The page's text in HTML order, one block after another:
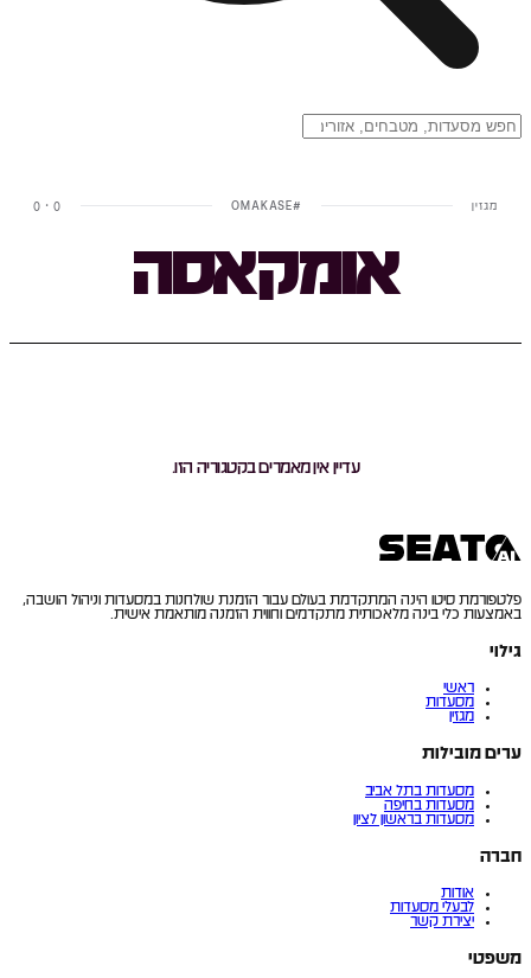
מגזין #
OMAKASE
0
·
0
אומקאסה
עדיין אין מאמרים בקטגוריה הזו.
פלטפורמת סיטו הינה המתקדמת בעולם עבור הזמנת שולחנות במסעדות וניהול הושבה,
באמצעות כלי בינה מלאכותית מתקדמים וחווית הזמנה מותאמת אישית.
גילוי
ראשי
מסעדות
מגזין
ערים מובילות
מסעדות בתל אביב
מסעדות בחיפה
מסעדות בראשון לציון
חברה
אודות
לבעלי מסעדות
יצירת קשר
משפטי